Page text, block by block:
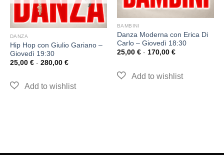
DANZA
Hip Hop con Giulio Gariano –
Giovedì 19:30
25,00 € - 280,00 €
BAMBINI
Danza Moderna con Erica Di
Carlo – Giovedì 18:30
25,00 € - 170,00 €